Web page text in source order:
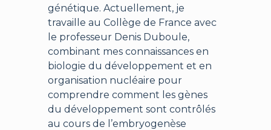
génétique. Actuellement, je
travaille au Collège de France avec
le professeur Denis Duboule,
combinant mes connaissances en
biologie du développement et en
organisation nucléaire pour
comprendre comment les gènes
du développement sont contrôlés
au cours de l’embryogenèse